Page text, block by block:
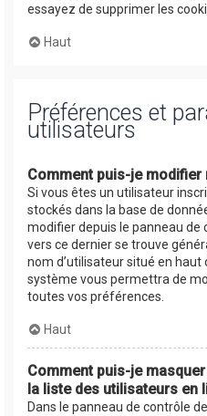
essayez de supprimer les
Haut
Préférences et
utilisateurs
Comment puis-je modifier
Si vous êtes un utilisateur
stockés dans la base de
modifier depuis le panneau de
vers ce dernier se trouve
nom d’utilisateur situé en haut
système vous permettra de
toutes vos préférences.
Haut
Comment puis-je
la liste des utilisateurs en
Dans le panneau de contrôle